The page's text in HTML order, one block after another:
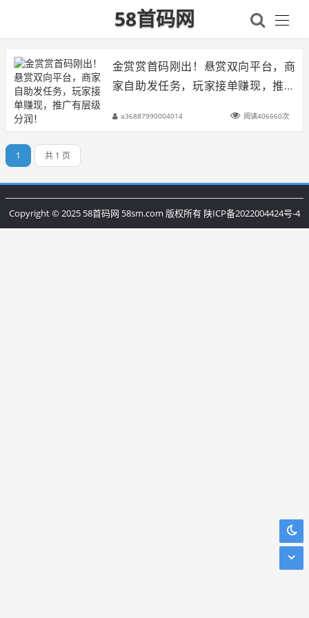
58首码网
金赏赏首码刚出！悬赏双向平台，商
家自助发任务，玩家接单赚现，推广
a36887990004014 阅读406660次
1 共 1 页
Copyright © 2025 58首码网 58sm.com 版权所有 陕ICP备2022004424号-4